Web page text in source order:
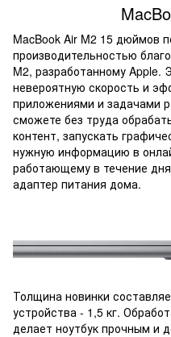
MacBook Air M2 15 дюймов
производительностью
M2, разработанному Apple.
невероятную скорость и
приложениями и задачами
сможете без труда
контент, запускать
нужную информацию в
работающему в течение
адаптер питания дома.
Толщина новинки
устройства - 1,5 кг.
делает ноутбук прочным и